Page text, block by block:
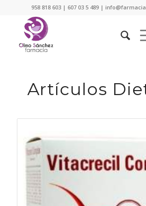
958 818 603 | 607 03 5 489 |
Artículos